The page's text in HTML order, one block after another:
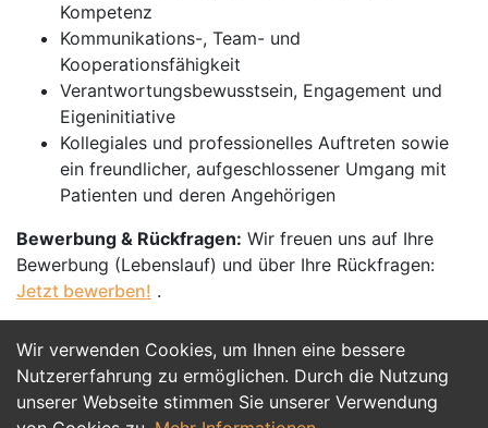
Wir verwenden Cookies, um Ihnen eine bessere
Nutzererfahrung zu ermöglichen. Durch die Nutzung
unserer Webseite stimmen Sie unserer Verwendung
Kompetenz
Kommunikations-, Team- und
Kooperationsfähigkeit
Verantwortungsbewusstsein, Engagement und
Eigeninitiative
Kollegiales und professionelles Auftreten sowie
ein freundlicher, aufgeschlossener Umgang mit
Patienten und deren Angehörigen
Bewerbung & Rückfragen: Wir freuen uns auf Ihre
Bewerbung (Lebenslauf) und über Ihre Rückfragen:
Jetzt bewerben! .
Jetzt Bewerben